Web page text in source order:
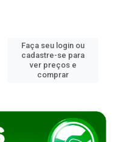
Faça seu login ou
cadastre-se para
ver preços e
comprar